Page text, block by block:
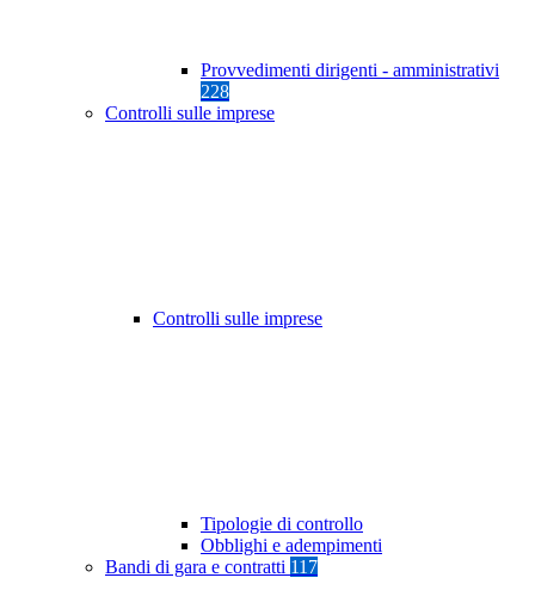
Provvedimenti dirigenti - amministrativi
228
Controlli sulle imprese
Controlli sulle imprese
Tipologie di controllo
Obblighi e adempimenti
Bandi di gara e contratti 117